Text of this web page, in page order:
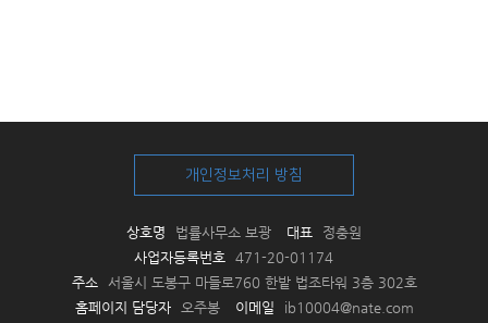
개인정보처리 방침
상호명 법률사무소 보광 대표
정충원
사업자등록번호 471-20-01174
주소
서울시 도봉구 마들로760 한밭 법조타워 3층 302호
홈페이지 담당자
오주봉 이메일 ib10004@nate.com